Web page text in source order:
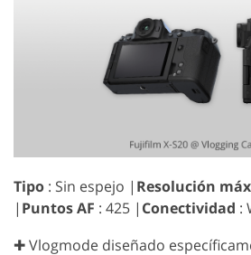
Tipo : Sin espejo | Resolución
| Puntos AF : 425 | Conectividad :
✚ Vlogmode diseñado